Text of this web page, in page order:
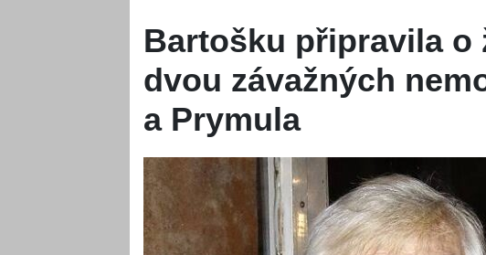
Bartošku připravila o
dvou závažných
a Prymula